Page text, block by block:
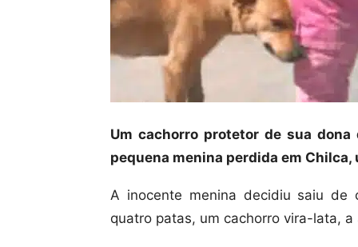
Um cachorro protetor de sua
pequena menina perdida em
A inocente menina decidiu saiu
quatro patas, um cachorro vira-lata,